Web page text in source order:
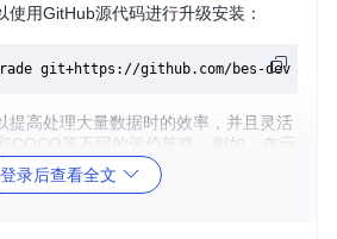
使用GitHub源代码进行升级安装：
提高处理大量数据时的效率，并且灵活
COCO等不同的评价策略。例如，在示
松创建评估函数并添加预测样本，然后
mAP。
登录后查看全文